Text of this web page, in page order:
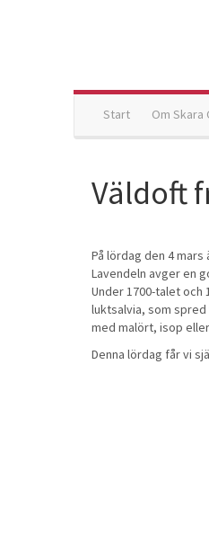
Start Om Skara
Väldoft
På lördag den 4 mars
Lavendeln avger en
Under 1700-talet
luktsalvia, som
med malört, isop
Denna lördag får vi